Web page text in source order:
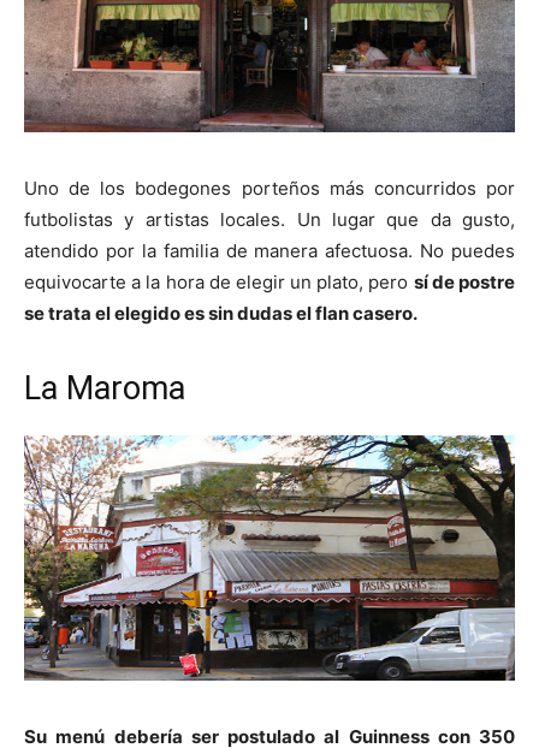
Uno de los bodegones porteños más concurridos por
futbolistas y artistas locales. Un lugar que da gusto,
atendido por la familia de manera afectuosa. No puedes
equivocarte a la hora de elegir un plato, pero sí de postre
se trata el elegido es sin dudas el flan casero.
La Maroma
Su menú debería ser postulado al Guinness con 350